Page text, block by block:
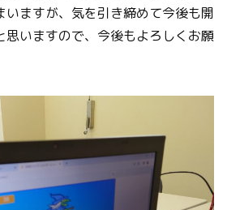
いますが、気を引き締めて今後も開
思いますので、今後もよろしくお願